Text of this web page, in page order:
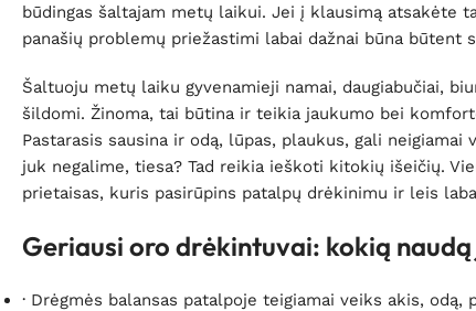
būdingas šaltajam metų laikui. Jei į klausimą atsakėte
panašių problemų priežastimi labai dažnai būna būtent
Šaltuoju metų laiku gyvenamieji namai, daugiabučiai,
šildomi. Žinoma, tai būtina ir teikia jaukumo bei
Pastarasis sausina ir odą, lūpas, plaukus, gali
juk negalime, tiesa? Tad reikia ieškoti kitokių išeičių.
prietaisas, kuris pasirūpins patalpų drėkinimu ir leis
Geriausi oro drėkintuvai: kokią
· Drėgmės balansas patalpoje teigiamai veiks akis, odą,